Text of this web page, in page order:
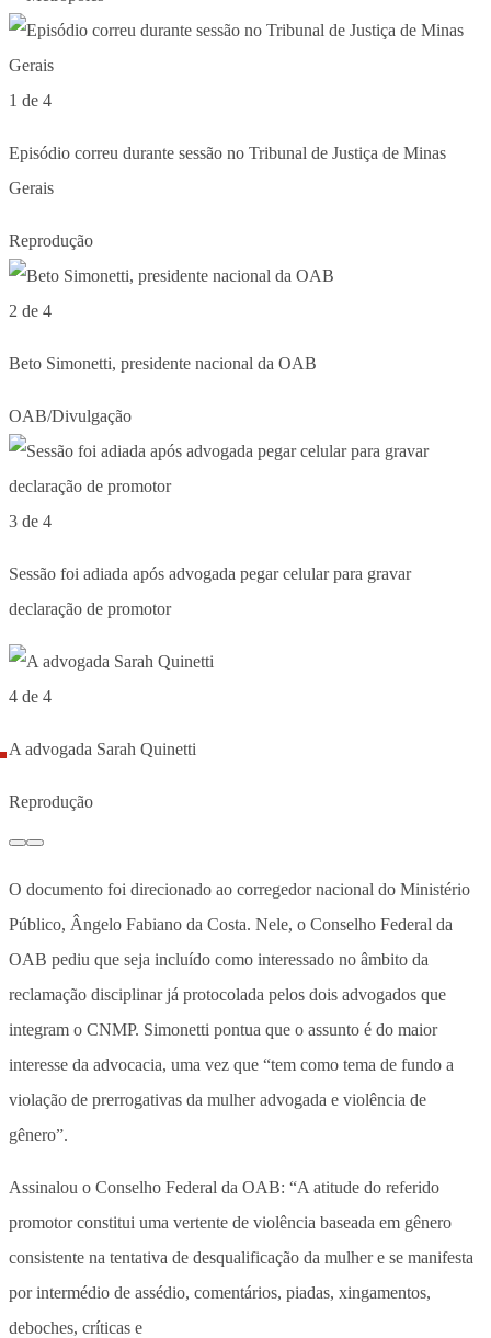
1 de 4
Episódio correu durante sessão no Tribunal de Justiça de Minas
Gerais
Reprodução
2 de 4
Beto Simonetti, presidente nacional da OAB
OAB/Divulgação
3 de 4
Sessão foi adiada após advogada pegar celular para gravar
declaração de promotor
4 de 4
A advogada Sarah Quinetti
Reprodução
O documento foi direcionado ao corregedor nacional do Ministério
Público, Ângelo Fabiano da Costa. Nele, o Conselho Federal da
OAB pediu que seja incluído como interessado no âmbito da
reclamação disciplinar já protocolada pelos dois advogados que
integram o CNMP. Simonetti pontua que o assunto é do maior
interesse da advocacia, uma vez que “tem como tema de fundo a
violação de prerrogativas da mulher advogada e violência de
gênero”.
Assinalou o Conselho Federal da OAB: “A atitude do referido
promotor constitui uma vertente de violência baseada em gênero
consistente na tentativa de desqualificação da mulher e se manifesta
por intermédio de assédio, comentários, piadas, xingamentos,
deboches, críticas e